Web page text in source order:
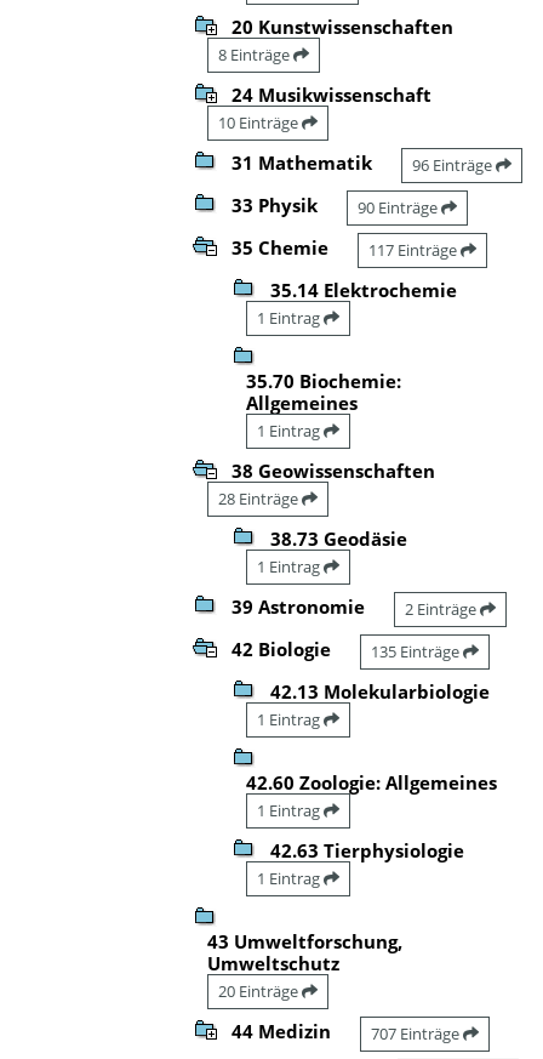
20 Kunstwissenschaften
8 Einträge
24 Musikwissenschaft
10 Einträge
31 Mathematik 96 Einträge
33 Physik 90 Einträge
35 Chemie 117 Einträge
35.14 Elektrochemie
1 Eintrag
35.70 Biochemie:
Allgemeines
1 Eintrag
38 Geowissenschaften
28 Einträge
38.73 Geodäsie
1 Eintrag
39 Astronomie 2 Einträge
42 Biologie 135 Einträge
42.13 Molekularbiologie
1 Eintrag
42.60 Zoologie: Allgemeines
1 Eintrag
42.63 Tierphysiologie
1 Eintrag
43 Umweltforschung,
Umweltschutz
20 Einträge
44 Medizin 707 Einträge